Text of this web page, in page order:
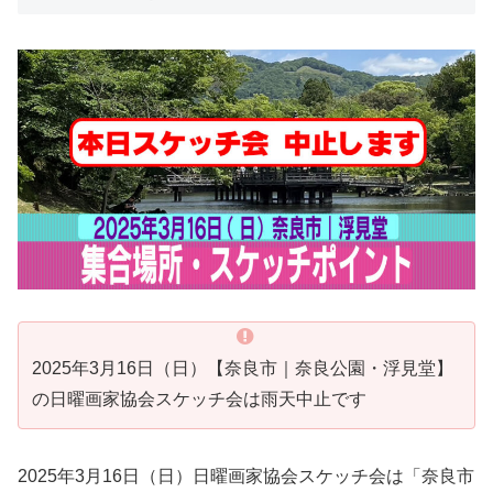
2025年3月16日（日）【奈良市｜奈良公園・浮見堂】
の日曜画家協会スケッチ会は雨天中止です
2025年3月16日（日）日曜画家協会スケッチ会は「奈良市